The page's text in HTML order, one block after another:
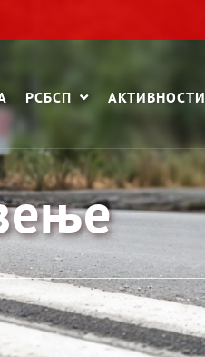
РСБСП АКТИВНОСТИ